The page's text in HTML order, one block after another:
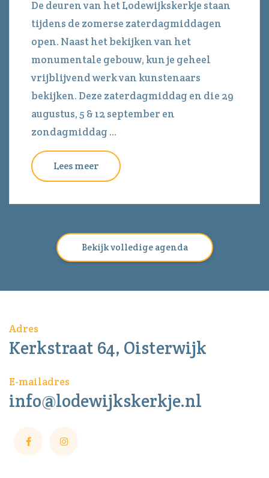
De deuren van het Lodewijkskerkje staan
tijdens de zomerse zaterdagmiddagen
open. Naast het bekijken van het
monumentale gebouw, kun je geheel
vrijblijvend werk van kunstenaars
bekijken. Deze zaterdagmiddag en die 29
augustus, 5 & 12 september en
zondagmiddag ...
Lees meer
Bekijk volledige agenda
Adres
Kerkstraat 64, Oisterwijk
E-mailadres
info@lodewijkskerkje.nl